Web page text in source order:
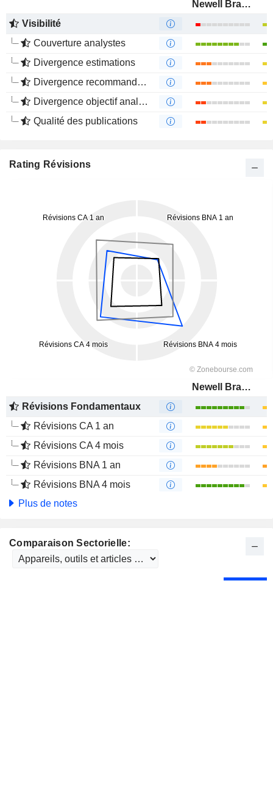
Newell Brands Inc.
Visibilité
Couverture analystes
Divergence estimations
Divergence recommandations analystes
Divergence objectif analystes
Qualité des publications
Rating Révisions
Newell Brands Inc.
Révisions Fondamentaux
Révisions CA 1 an
Révisions CA 4 mois
Révisions BNA 1 an
Révisions BNA 4 mois
Plus de notes
Comparaison Sectorielle: